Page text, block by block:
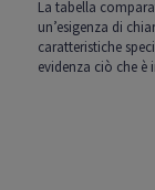
La tabella
un’esigenza di
caratteristiche
evidenza ciò che